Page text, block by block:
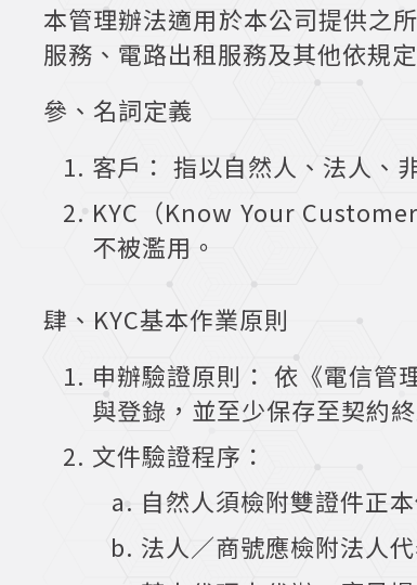
本管理辦法適用於本公司提供之
服務、電路出租服務及其他依規
參、名詞定義
客戶： 指以自然人、法人、
KYC（Know Your
不被濫用。
肆、KYC基本作業原則
申辦驗證原則： 依《電信管
與登錄，並至少保存至契約
文件驗證程序：
自然人須檢附雙證件正
法人／商號應檢附法人